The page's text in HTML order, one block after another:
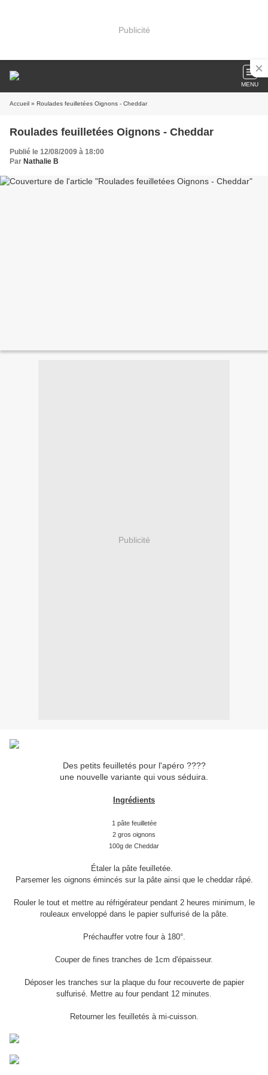
Publicité
MENU
Accueil » Roulades feuilletées Oignons - Cheddar
Roulades feuilletées Oignons - Cheddar
Publié le 12/08/2009 à 18:00
Par Nathalie B
Publicité
Des petits feuilletés pour l'apéro ????
une nouvelle variante qui vous séduira.
Ingrédients
1 pâte feuilletée
2 gros oignons
100g de Cheddar
Étaler la pâte feuilletée.
Parsemer les oignons émincés sur la pâte ainsi que le cheddar râpé.
Rouler le tout et mettre au réfrigérateur pendant 2 heures minimum, le
rouleaux enveloppé dans le papier sulfurisé de la pâte.
Préchauffer votre four à 180°.
Couper de fines tranches de 1cm d'épaisseur.
Déposer les tranches sur la plaque du four recouverte de papier
sulfurisé. Mettre au four pendant 12 minutes.
Retourner les feuilletés à mi-cuisson.